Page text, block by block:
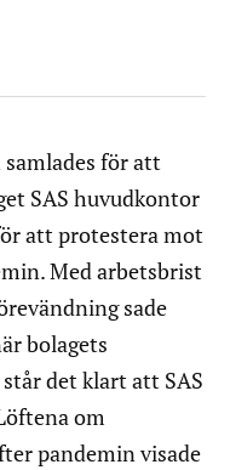
för att
SAS huvudkontor
att protestera mot
Med arbetsbrist
sade
bolagets
det klart att SAS
om
pandemin visade